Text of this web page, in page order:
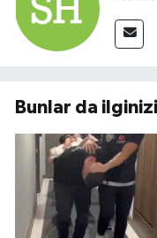
Bunlar da